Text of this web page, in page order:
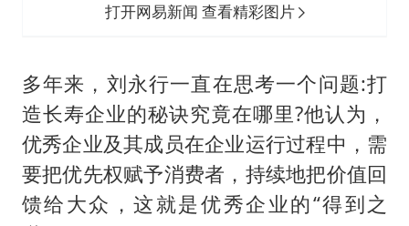
打开网易新闻 查看精彩图片
多年来，刘永行一直在思考一个问题:打
造长寿企业的秘诀究竟在哪里?他认为，
优秀企业及其成员在企业运行过程中，需
要把优先权赋予消费者，持续地把价值回
馈给大众，这就是优秀企业的“得到之